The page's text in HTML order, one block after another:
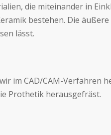
die miteinander in
bestehen. Die
lässt.
im CAD/CAM-Verfahren
Prothetik herausgefräst.